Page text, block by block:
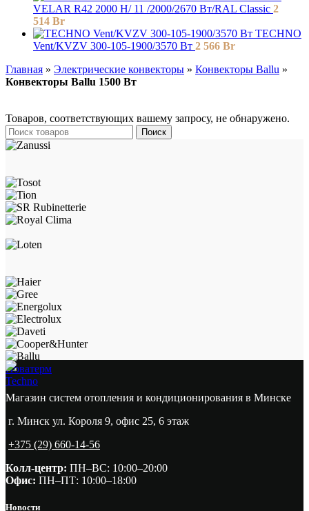
VELAR R42 2000 H/ 11 /2000/2670 Вт/RAL Classic 2
514 Br
TECHNO
Vent/KVZV 300-105-1900/3570 Вт 2 566 Br
Главная » Электрические конвекторы » Конвекторы Ballu »
Конвекторы Ballu 1500 Вт
Товаров, соответствующих вашему запросу, не обнаружено.
Поиск
Новатерм
Techno
Магазин систем отопления и кондиционирования в Минске
г. Минск ул. Короля 9, офис 25, 6 этаж
+375 (29) 660-14-56
Колл-центр: ПН–ВС: 10:00–20:00​
Офис: ПН–ПТ: 10:00–18:00
Новости